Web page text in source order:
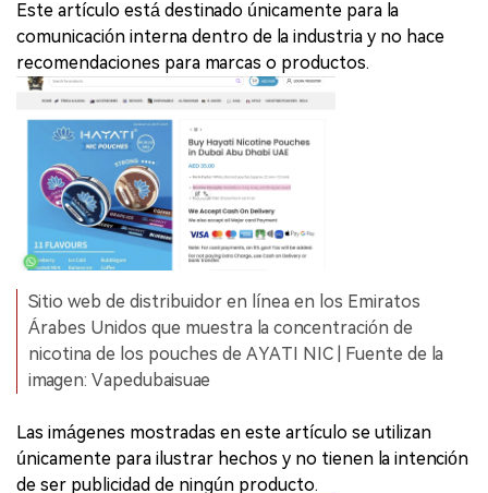
Este artículo está destinado únicamente para la
comunicación interna dentro de la industria y no hace
recomendaciones para marcas o productos.
Sitio web de distribuidor en línea en los Emiratos
Árabes Unidos que muestra la concentración de
nicotina de los pouches de AYATI NIC | Fuente de la
imagen: Vapedubaisuae
Las imágenes mostradas en este artículo se utilizan
únicamente para ilustrar hechos y no tienen la intención
de ser publicidad de ningún producto.